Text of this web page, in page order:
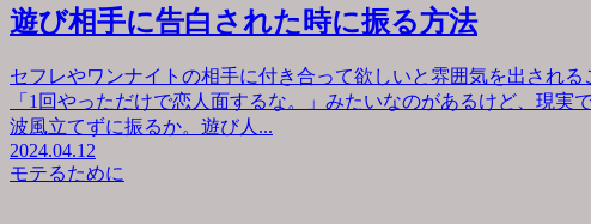
遊び相手に告白された時に振る方法
セフレやワンナイトの相手に付き合って欲しいと雰囲気を出され
「1回やっただけで恋人面するな。」みたいなのがあるけど、現
波風立てずに振るか。遊び人...
2024.04.12
モテるために